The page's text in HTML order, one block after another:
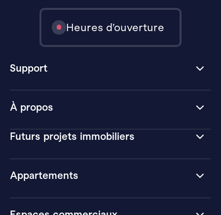
À propos
Futurs projets immobiliers
Appartements
Heures d’ouverture
Support